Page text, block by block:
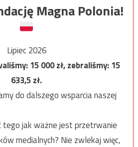
Magna Polonia!
Lipiec 2026
15 000zł, zebraliśmy:15
633,5zł.
do dalszego wsparcia naszej
tego jak ważne jest przetrwanie
medialnych? Nie zwlekaj więc,